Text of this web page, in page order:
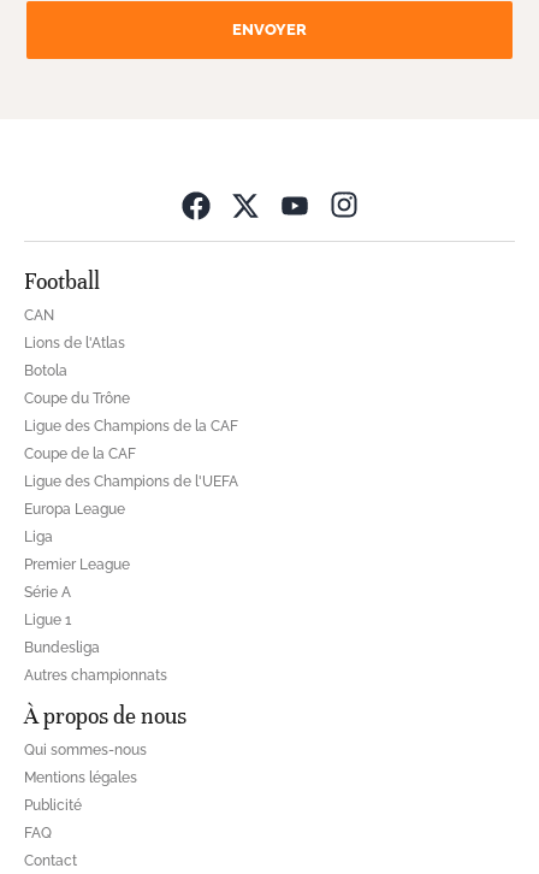
ENVOYER
Football
CAN
Lions de l'Atlas
Botola
Coupe du Trône
Ligue des Champions de la CAF
Coupe de la CAF
Ligue des Champions de l'UEFA
Europa League
Liga
Premier League
Série A
Ligue 1
Bundesliga
Autres championnats
À propos de nous
Qui sommes-nous
Mentions légales
Publicité
FAQ
Contact